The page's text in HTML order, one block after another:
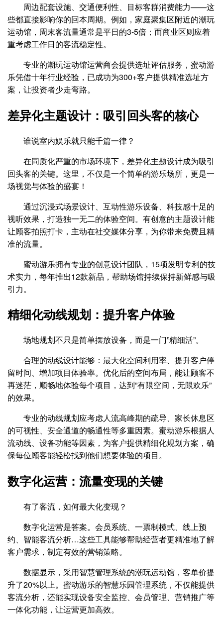
周边配套设施、交通便利性、目标客群消费能力——这
些都直接影响你的回本周期。例如，家庭聚集区附近的潮玩
运动馆，周末客流量通常是平日的3-5倍；而商业区则应着
重考虑工作日的客流稳定性。
专业的潮玩运动馆运营商会提供选址评估服务，蜜动游
乐凭借十年行业经验，已成功为300+客户提供精准选址方
案，让投资者少走弯路。
差异化主题设计：吸引回头客的核心
谁说室内娱乐就只能千篇一律？
在同质化严重的市场环境下，差异化主题设计成为吸引
回头客的关键。这里，不仅是一个简单的游乐场所，更是一
场视觉与体验的盛宴！
通过沉浸式场景设计、互动性游乐设备、科技感十足的
视听效果，打造独一无二的体验空间。有创意的主题设计能
让顾客拍照打卡，主动在社交媒体分享，为你带来免费且精
准的流量。
蜜动游乐拥有专业的创意设计团队，15项发明专利的技
术实力，每年推出12款新品，帮助场馆持续保持新鲜感与吸
引力。
精细化动线规划：提升客户体验
场地规划不只是简单摆放设备，而是一门”精细活”。
合理的动线设计能够：最大化空间利用率、提升客户停
留时间、增加项目体验率。优化后的空间布局，能让顾客不
再迷茫，顺畅地体验每个项目，达到”有限空间，无限欢乐”
的效果。
专业的动线规划应考虑人流高峰期的疏导、家长休息区
的可视性、安全通道的畅通性等多重因素。蜜动游乐根据人
流动线、设备功能等因素，为客户提供精细化规划方案，确
保每位顾客能轻松找到他们想要体验的项目。
数字化运营：流量变现的关键
有了客流，如何最大化变现？
数字化运营是答案。会员系统、一票制模式、线上预
约、智能客流分析…这些工具能够帮助经营者更精准地了解
客户需求，制定有效的营销策略。
数据显示，采用智慧管理系统的潮玩运动馆，客单价提
升了20%以上。蜜动游乐的智慧乐园管理系统，不仅能提供
客流分析，还能实现设备安全监控、会员管理、营销推广等
一体化功能，让运营更加高效。